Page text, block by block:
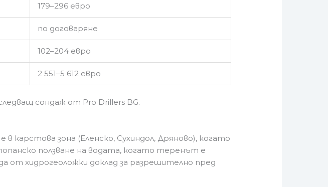
179–296 евро
по договаряне
102–204 евро
2 551–5 612 евро
сондаж от Pro Drillers BG.
карстова зона (Еленско, Сухиндол, Дряново), когато
ползване на водата, когато теренът е
от хидрогеоложки доклад за разрешително пред